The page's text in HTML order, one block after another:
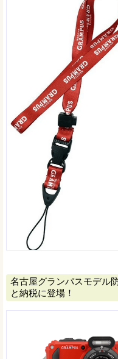
名古屋グランパスモデル
と納税に登場！